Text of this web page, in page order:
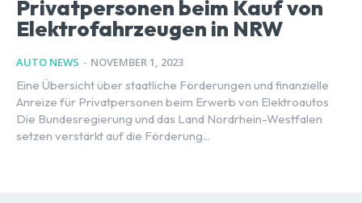
Privatpersonen beim Kauf von
Elektrofahrzeugen in NRW
AUTO NEWS - NOVEMBER 1, 2023
Eine Übersicht über staatliche Förderungen und finanzielle
Anreize für Privatpersonen beim Erwerb von Elektroautos
Die Bundesregierung und das Land Nordrhein-Westfalen
setzen verstärkt auf die Förderung...